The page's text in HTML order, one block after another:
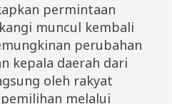
permintaan
muncul kembali
perubahan
kepala daerah dari
oleh rakyat
melalui